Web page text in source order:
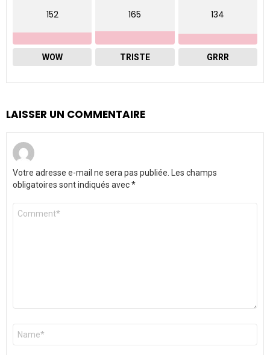
152
WOW
165
TRISTE
134
GRRR
LAISSER UN COMMENTAIRE
Votre adresse e-mail ne sera pas publiée.
Les champs
obligatoires sont indiqués avec*
Commentaire
Nom